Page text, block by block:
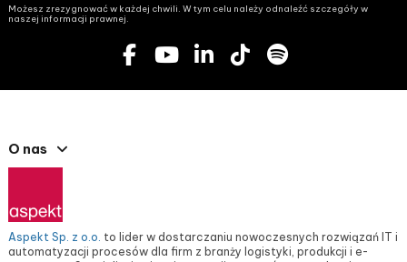
Możesz zrezygnować w każdej chwili. W tym celu należy odnaleźć szczegóły w
naszej informacji prawnej.
O nas
Aspekt Sp. z o.o. to lider w dostarczaniu nowoczesnych rozwiązań IT i
automatyzacji procesów dla firm z branży logistyki, produkcji i e-